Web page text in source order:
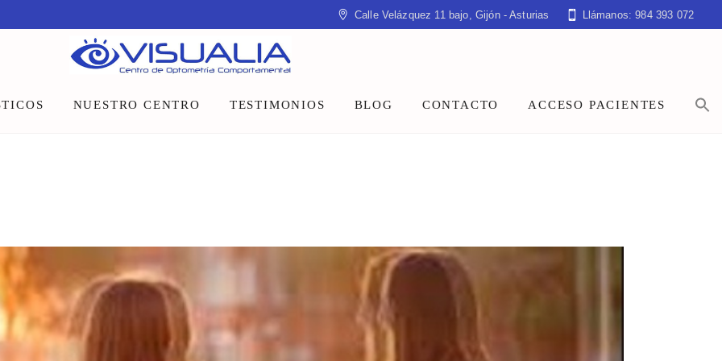
Calle Velázquez 11 bajo, Gijón - Asturias Llámanos: 984 393 072
NUESTRO CENTRO TESTIMONIOS BLOG CONTACTO ACCESO PACIENTES